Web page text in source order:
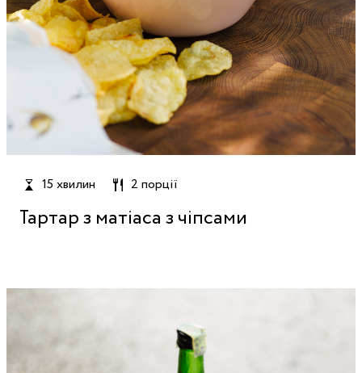
15 хвилин 2 порції
Тартар з матіаса з чіпсами